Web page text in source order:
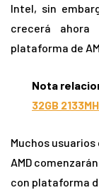
Intel, sin
crecerá ahora
plataforma de
Nota
32GB
Muchos
AMD
con plataforma